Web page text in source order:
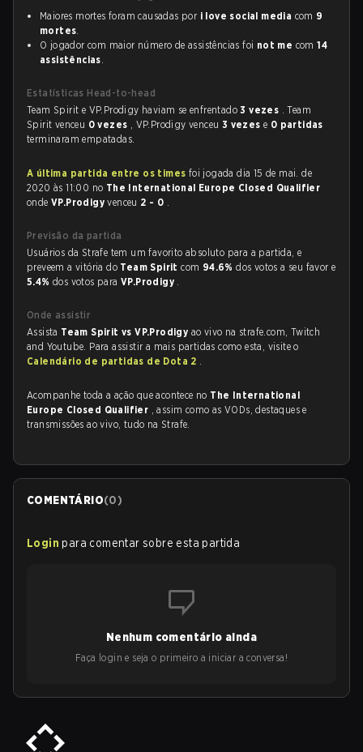
Maiores mortes foram causadas por i love social media com 9
mortes.
O jogador com maior número de assistências foi not me com14
assistências.
Estatísticas Head-to-head
Team Spirit e VP.Prodigy haviam se enfrentado3 vezes . Team
Spirit venceu 0 vezes , VP.Prodigy venceu 3 vezese 0 partidas
terminaram empatadas.
A última partida entre os times foi jogada dia 15 de mai. de
2020 às 11:00 no The International Europe Closed Qualifier
onde VP.Prodigyvenceu 2 - 0 .
Previsão da partida
Usuários da Strafe tem um favorito absoluto para a partida, e
preveem a vitória do Team Spiritcom 94.6%dos votos a seu favor e
5.4% dos votos para VP.Prodigy .
Onde assistir
Assista Team Spirit vs VP.Prodigy ao vivo na strafe.com, Twitch
and Youtube. Para assistir a mais partidas como esta, visite o
Calendário de partidas de Dota 2 .
Acompanhe toda a ação que acontece no The International
Europe Closed Qualifier , assim como as VODs, destaques e
transmissões ao vivo, tudo na Strafe.
COMENTÁRIO(0)
Login para comentar sobre esta partida
Nenhum comentário ainda
Faça login e seja o primeiro a iniciar a conversa!